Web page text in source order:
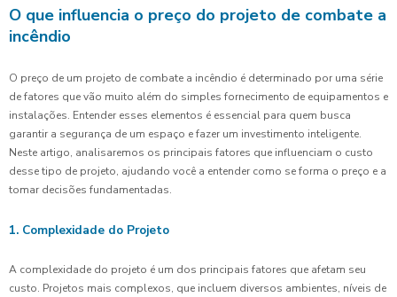
O que influencia o preço do projeto de combate a
incêndio
O preço de um projeto de combate a incêndio é determinado por uma série
de fatores que vão muito além do simples fornecimento de equipamentos e
instalações. Entender esses elementos é essencial para quem busca
garantir a segurança de um espaço e fazer um investimento inteligente.
Neste artigo, analisaremos os principais fatores que influenciam o custo
desse tipo de projeto, ajudando você a entender como se forma o preço e a
tomar decisões fundamentadas.
1. Complexidade do Projeto
A complexidade do projeto é um dos principais fatores que afetam seu
custo. Projetos mais complexos, que incluem diversos ambientes, níveis de